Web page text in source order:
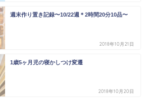
週末作り置き記録〜10/22週＊2時間20分10品〜
2018年10月21日
1歳5ヶ月児の寝かしつけ変遷
2018年10月20日